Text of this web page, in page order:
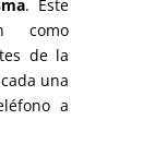
. Este
como
de la
una
a